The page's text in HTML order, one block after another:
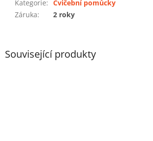
Související produkty
Kategorie: Cvičební pomůcky
Záruka: 2 roky